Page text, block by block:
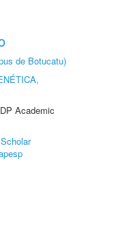
de Botucatu)
Academic